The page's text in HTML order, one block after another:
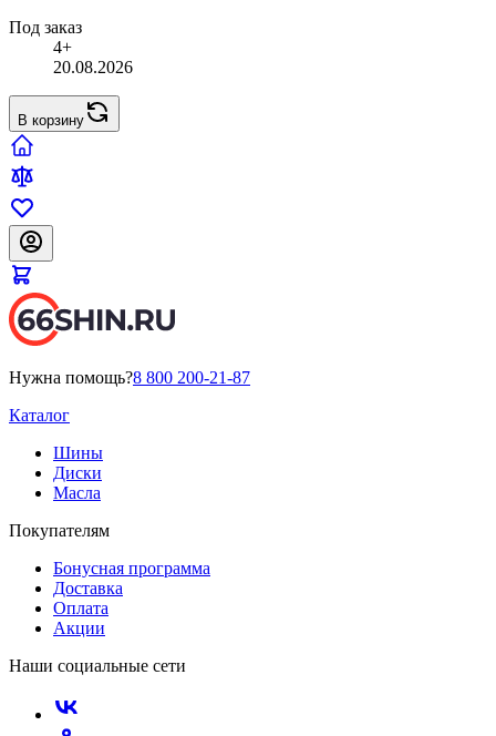
Под заказ
4+
20.08.2026
В корзину
Нужна помощь?8 800 200-21-87
Каталог
Шины
Диски
Масла
Покупателям
Бонусная программа
Доставка
Оплата
Акции
Наши социальные сети